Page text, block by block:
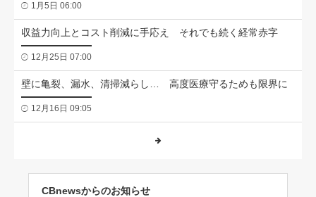
1月5日 06:00
収益力向上とコスト削減に手応え それでも続く経常赤字
12月25日 07:00
壁に亀裂、漏水、清掃減らし… 高度医療守るためも限界に
12月16日 09:05
CBnewsからのお知らせ